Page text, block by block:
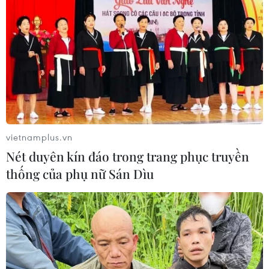
Dịch Ebola: Số ca tử vong ở châu Phi
tăng lên hơn 1.000 người
22/07/2026 22:56
CƠ QUAN CHỦ QUẢN: THÔNG TẤN XÃ VIỆT NAM
Tổng Biên tập: TRẦN TIẾN DUẨN
vietnamplus.vn
Nét duyên kín đáo trong trang phục truyền
thống của phụ nữ Sán Dìu